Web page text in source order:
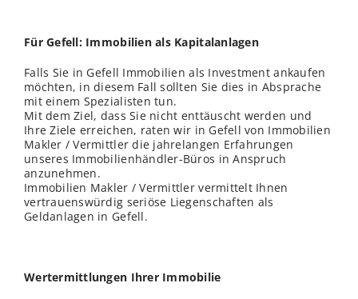
Für Gefell: Immobilien als Kapitalanlagen
Falls Sie in Gefell Immobilien als Investment ankaufen
möchten, in diesem Fall sollten Sie dies in Absprache
mit einem Spezialisten tun.
Mit dem Ziel, dass Sie nicht enttäuscht werden und
Ihre Ziele erreichen, raten wir in Gefell von Immobilien
Makler / Vermittler die jahrelangen Erfahrungen
unseres Immobilienhändler-Büros in Anspruch
anzunehmen.
Immobilien Makler / Vermittler vermittelt Ihnen
vertrauenswürdig seriöse Liegenschaften als
Geldanlagen in Gefell.
Wertermittlungen Ihrer Immobilie